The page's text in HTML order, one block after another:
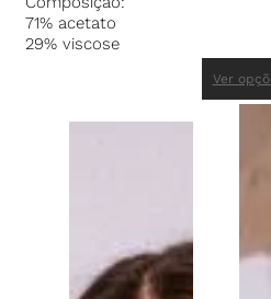
71% acetato
29% viscose
Ver